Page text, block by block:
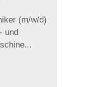
(m/w/d)
und